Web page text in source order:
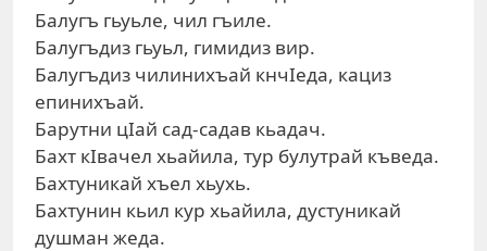
Балугъ гьуьле, чил гъиле.
Балугъдиз гьуьл, гимидиз вир.
Балугъдиз чилинихъай кнчIеда, кациз
епинихъай.
Барутни цIай сад-садав кьадач.
Бахт кIвачел хьайила, тур булутрай къведа.
Бахтуникай хъел хьухь.
Бахтунин кьил кур хьайила, дустуникай
душман жеда.